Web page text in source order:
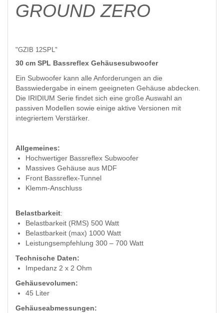
GROUND ZERO
"GZIB 12SPL"
30 cm SPL Bassreflex Gehäusesubwoofer
Ein Subwoofer kann alle Anforderungen an die
Basswiedergabe in einem geeigneten Gehäuse abdecken.
Die IRIDIUM Serie findet sich eine große Auswahl an
passiven Modellen sowie einige aktive Versionen mit
integriertem Verstärker.
Allgemeines:
Hochwertiger Bassreflex Subwoofer
Massives Gehäuse aus MDF
Front Bassreflex-Tunnel
Klemm-Anschluss
Belastbarkeit:
Belastbarkeit (RMS) 500 Watt
Belastbarkeit (max) 1000 Watt
Leistungsempfehlung 300 – 700 Watt
Technische Daten:
Impedanz 2 x 2 Ohm
Gehäusevolumen:
45 Liter
Gehäuseabmessungen: